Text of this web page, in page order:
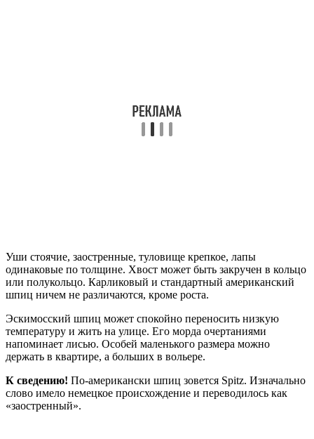
Уши стоячие, заостренные, туловище крепкое, лапы
одинаковые по толщине. Хвост может быть закручен в кольцо
или полукольцо. Карликовый и стандартный американский
шпиц ничем не различаются, кроме роста.
Эскимосский шпиц может спокойно переносить низкую
температуру и жить на улице. Его морда очертаниями
напоминает лисью. Особей маленького размера можно
держать в квартире, а больших в вольере.
К сведению! По-американски шпиц зовется Spitz. Изначально
слово имело немецкое происхождение и переводилось как
«заостренный».